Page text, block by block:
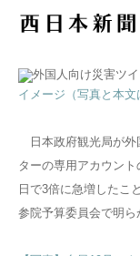
イメージ（写真と本
日本政府観光局が外
ターの専用アカウント
日で3倍に急増したこ
参院予算委員会で明ら